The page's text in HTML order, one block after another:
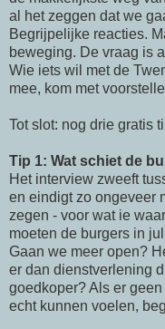
al het zeggen dat we
Begrijpelijke reacties.
beweging. De vraag is
Wie iets wil met de
mee, kom met
Tot slot: nog drie gratis
Tip 1: Wat schiet de
Het interview zweeft
en eindigt zo ongeveer
zegen - voor wat ie
moeten de burgers in
Gaan we meer open?
er dan dienstverlening
goedkoper? Als er
echt kunnen voelen,